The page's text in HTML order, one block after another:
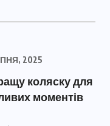
2025
коляску для
моментів